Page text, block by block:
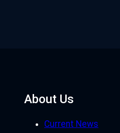
About Us
Current News